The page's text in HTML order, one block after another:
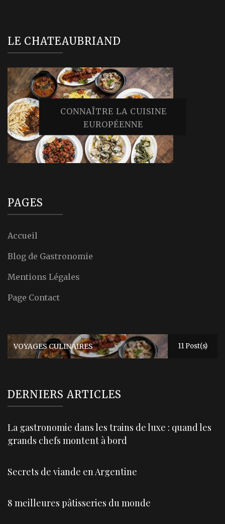
LE CHATEAUBRIAND
CONNAÎTRE LA CUISINE
EUROPÉENNE
PAGES
Accueil
Blog de Gastronomie
Mentions Légales
Page Contact
VOYAGES CULINAIRES 11 Post(s)
DERNIERS ARTICLES
La gastronomie dans les trains de luxe : quand les
grands chefs montent à bord
Secrets de viande en Argentine
8 meilleures pâtisseries du monde